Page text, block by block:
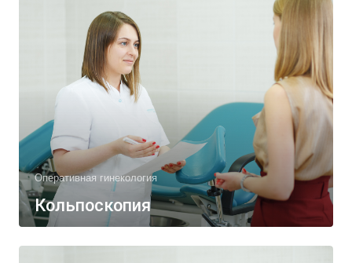
Оперативная гинекология
Кольпоскопия